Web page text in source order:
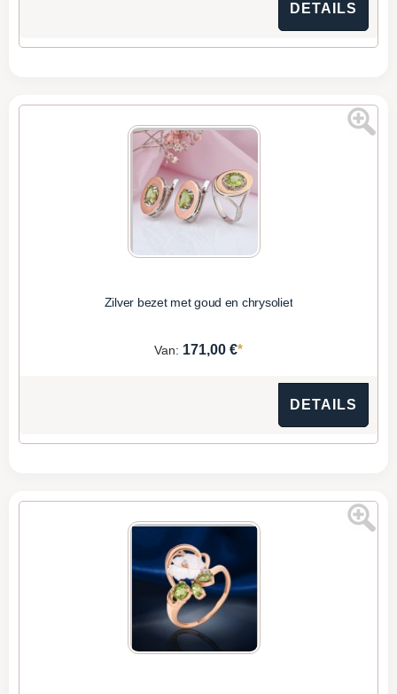
DETAILS
Zilver bezet met goud en chrysoliet
Van: 171,00 €*
DETAILS